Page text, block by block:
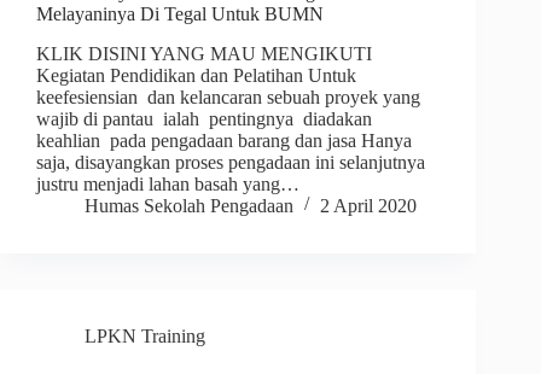
Melayaninya Di Tegal Untuk BUMN
KLIK DISINI YANG MAU MENGIKUTI
Kegiatan Pendidikan dan Pelatihan Untuk
keefesiensian dan kelancaran sebuah proyek yang
wajib di pantau ialah pentingnya diadakan
keahlian pada pengadaan barang dan jasa Hanya
saja, disayangkan proses pengadaan ini selanjutnya
justru menjadi lahan basah yang…
Humas Sekolah Pengadaan
2 April 2020
LPKN Training